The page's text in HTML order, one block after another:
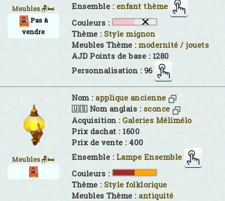
Meubles🪑🛏
Pas à
vendre
Ensemble : enfant thème
Couleurs :
Thème : Style mignon
Meubles Thème : modernité / jouets
AJD Points de base : 1280
Personnalisation : 96
Meubles🪑🛏
Nom : applique ancienne
🇺🇸 Nom anglais : sconce
Acquisition : Galeries Mélimélo
Prix dachat : 1600
Prix de vente : 400
Ensemble : Lampe Ensemble
Couleurs :
Thème : Style folklorique
Meubles Thème : antiquité